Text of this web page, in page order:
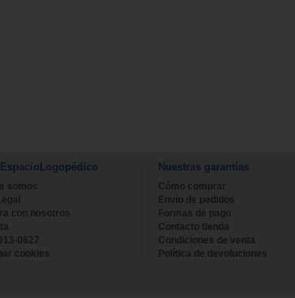
somos
con nosotros
0627
cookies
Nuestras garantías
Cómo comprar
Envío de pedidos
Formas de pago
Contacto tienda
Condiciones de venta
Política de devoluciones